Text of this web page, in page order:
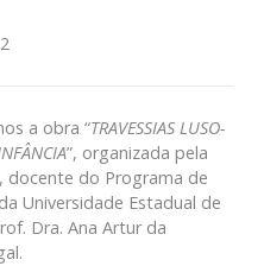
a obra “TRAVESSIAS LUSO-
”, organizada pela
docente do Programa de
Universidade Estadual de
Dra. Ana Artur da